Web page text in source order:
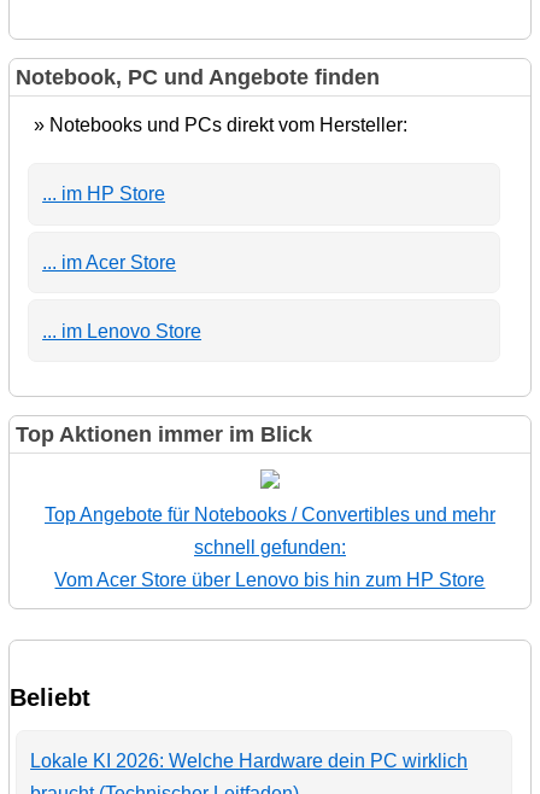
Notebook, PC und Angebote finden
» Notebooks und PCs direkt vom Hersteller:
... im HP Store
... im Acer Store
... im Lenovo Store
Top Aktionen immer im Blick
Top Angebote für Notebooks / Convertibles und mehr
schnell gefunden:
Vom Acer Store über Lenovo bis hin zum HP Store
Beliebt
Lokale KI 2026: Welche Hardware dein PC wirklich